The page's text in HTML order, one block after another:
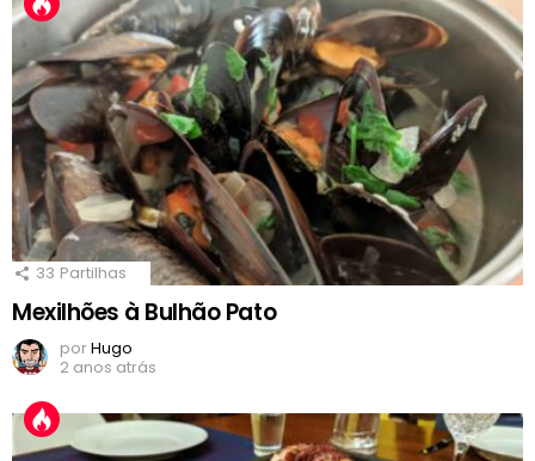
33 Partilhas
Mexilhões à Bulhão Pato
porHugo
2 anos atrás